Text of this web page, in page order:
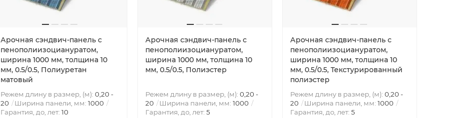
Арочная сэндвич-панель с
пенополиизоциануратом,
ширина 1000 мм, толщина 10
мм, 0.5/0.5, Полиуретан
матовый
Режем длину в размер, (м): 0,20 -
20
Ширина панели, мм: 1000
Гарантия, до, лет: 10
Арочная сэндвич-панель с
пенополиизоциануратом,
ширина 1000 мм, толщина 10
мм, 0.5/0.5, Полиэстер
Режем длину в размер, (м): 0,20 -
20
Ширина панели, мм: 1000
Гарантия, до, лет: 5
Арочная сэндвич-панель с
пенополиизоциануратом,
ширина 1000 мм, толщина 10
мм, 0.5/0.5, Текстурированный
полиэстер
Режем длину в размер, (м): 0,20 -
20
Ширина панели, мм: 1000
Гарантия, до, лет: 5